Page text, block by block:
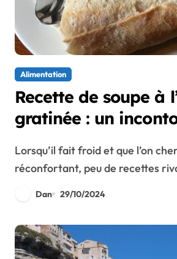
Alimentation
Recette de soupe à
gratinée : un
Lorsqu’il fait froid et que l’on cherche un plat
réconfortant, peu de recettes
Dan 29/10/2024